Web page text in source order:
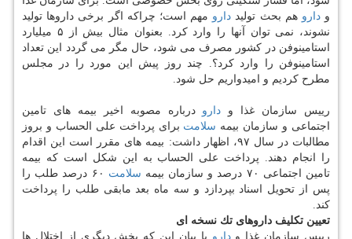
ودارو هم بحث تولید دارو مهم است؛ چراكه اگر برخی داروها تولید
نشوند، نمی توان آنها را وارد كرد. بعنوان مثال بیش از ۵ میلیارد
استامینوفن در كشور مصرف می شود، حال مگر می گردد این تعداد
استامینوفن را وارد كرد؟. چند روز پیش این مورد را در مجلس
مطرح كردیم و امیدواریم حل شود.
رییس سازمان غذا و دارو درباره مصوبه اخیر بیمه های تامین
اجتماعی و سازمان بیمه سلامت برای پرداخت علی الحساب و بروز
مطالبات در سال ۹۷، اظهار داشت: بیمه های مقرر است این اقدام
را انجام دهند. پرداخت علی الحساب به این شكل است كه بیمه
تامین اجتماعی ۷۰ درصد و سازمان بیمه
سلامت
۶۰ درصد طلب را
پس از تحویل اسناد بپردازد و سه ماه بعد مابقی طلب را پرداخت
كند.
تعیین تكلیف داروهای تك نسخه ای
رییس سازمان غذا ودارو با بیان این كه بخش دیگری از اختلال ها